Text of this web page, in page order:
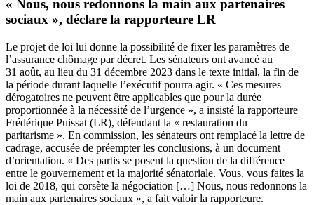
« Nous, nous redonnons la main aux partenaires
sociaux », déclare la rapporteure LR
Le projet de loi lui donne la possibilité de fixer les paramètres de
l’assurance chômage par décret. Les sénateurs ont avancé au
31 août, au lieu du 31 décembre 2023 dans le texte initial, la fin de
la période durant laquelle l’exécutif pourra agir. « Ces mesures
dérogatoires ne peuvent être applicables que pour la durée
proportionnée à la nécessité de l’urgence », a insisté la rapporteure
Frédérique Puissat (LR), défendant la « restauration du
paritarisme ». En commission, les sénateurs ont remplacé la lettre de
cadrage, accusée de préempter les conclusions, à un document
d’orientation. « Des partis se posent la question de la différence
entre le gouvernement et la majorité sénatoriale. Vous, vous faites la
loi de 2018, qui corsète la négociation […] Nous, nous redonnons la
main aux partenaires sociaux », a fait valoir la rapporteure.